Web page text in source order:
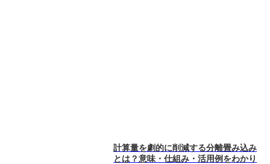
計算量を劇的に削減する分離畳み込み
とは？意味・仕組み・活用例をわかり